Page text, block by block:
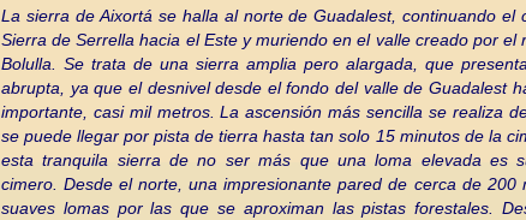
La sierra de Aixortá se halla al norte de Guadalest, continuando el
Sierra de Serrella hacia el Este y muriendo en el valle creado por el
Bolulla.
Se trata de una sierra amplia pero alargada, que
abrupta, ya que el desnivel desde el fondo del valle de Guadalest
importante, casi mil metros. La ascensión más sencilla se realiza
se puede llegar por pista de tierra hasta tan solo 15 minutos de la
esta tranquila sierra de no ser más que una loma elevada es
cimero. Desde el norte, una impresionante pared de cerca de 200
suaves lomas por las que se aproximan las pistas forestales.